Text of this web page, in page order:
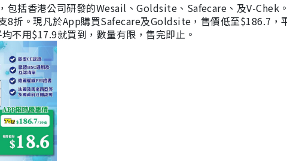
包括香港公司研發的Wesail、Goldsite、Safecare、及V-Chek
8折。現凡於App購買Safecare及Goldsite，售價低至$186.7，
不用$17.9就買到，數量有限，售完即止。